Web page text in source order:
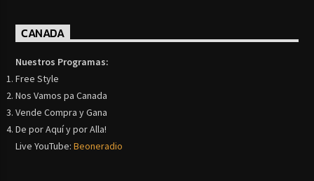
CANADA
Nuestros Programas:
Free Style
Nos Vamos pa Canada
Vende Compra y Gana
De por Aquí y por Alla!
Live YouTube:Beoneradio